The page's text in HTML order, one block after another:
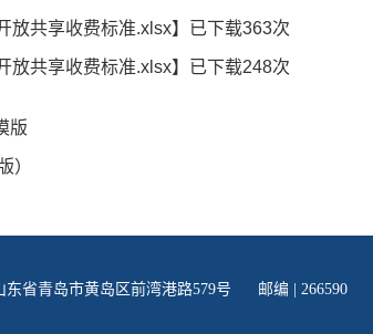
放共享收费标准.xlsx】已下载363次
放共享收费标准.xlsx】已下载248次
版
）
东省青岛市黄岛区前湾港路579号 邮编 | 266590